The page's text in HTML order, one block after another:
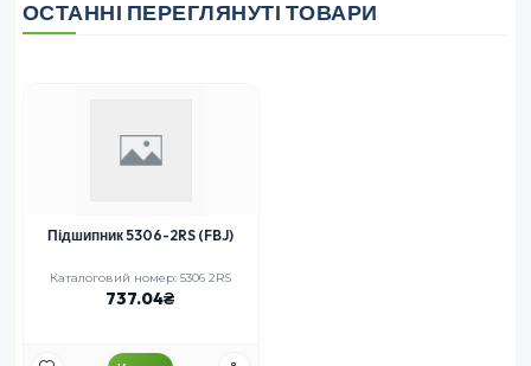
ОСТАННІ ПЕРЕГЛЯНУТІ ТОВАРИ
Підшипник 5306-2RS (FBJ)
Каталоговий номер: 5306 2RS
737.04